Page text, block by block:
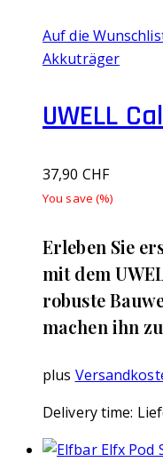
Auf die
Akkuträger
UWELL
37,90 CHF
You save (%)
Erleben Sie
mit dem
robuste
machen ihn
plus
Delivery time: